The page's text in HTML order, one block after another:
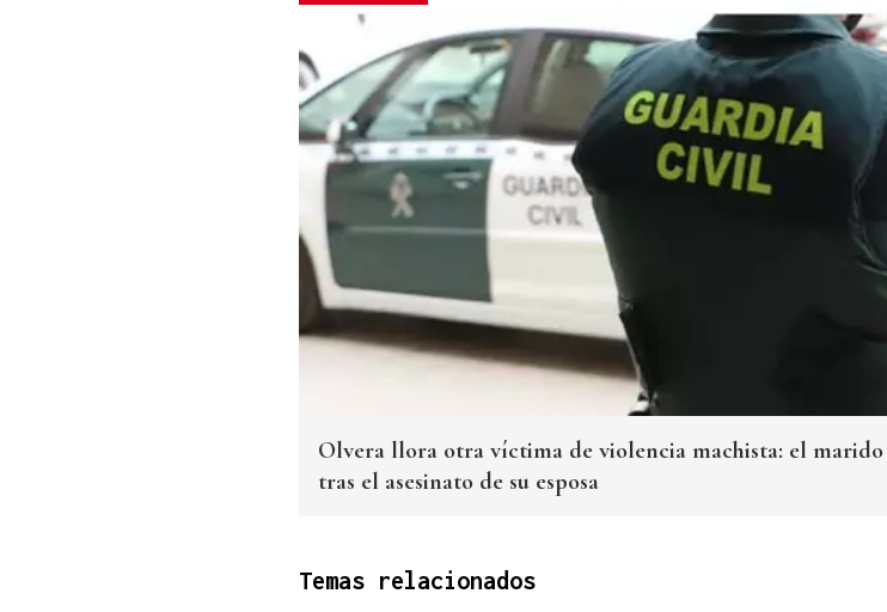
Olvera llora otra víctima de violencia machista: el
tras el asesinato de su esposa
Temas relacionados